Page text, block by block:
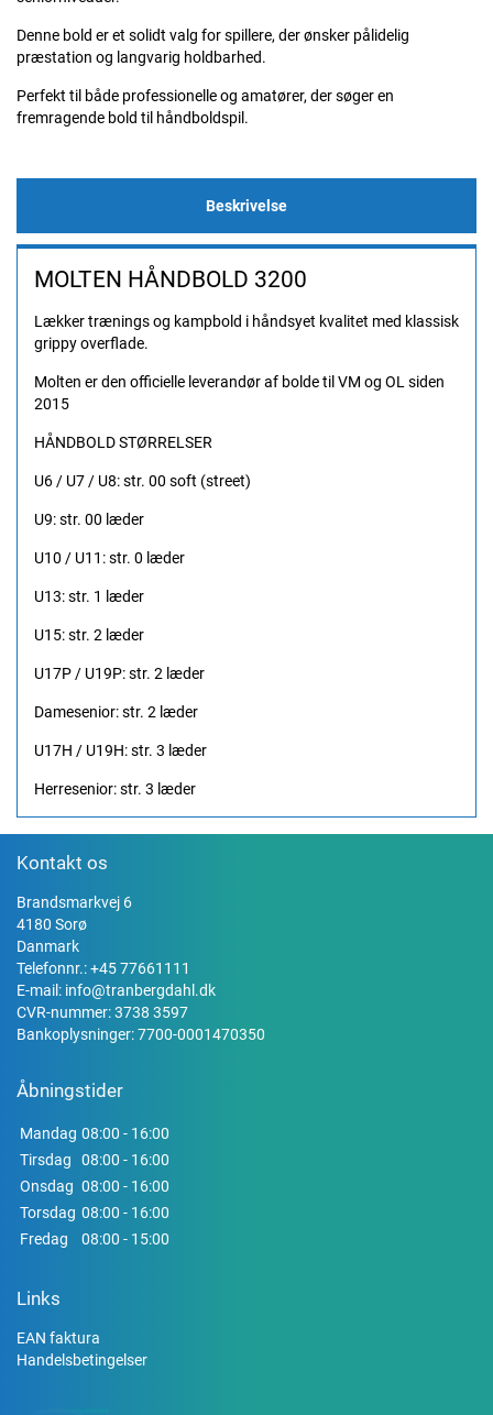
Denne bold er et solidt valg for spillere, der ønsker pålidelig
præstation og langvarig holdbarhed.
Perfekt til både professionelle og amatører, der søger en
fremragende bold til håndboldspil.
Beskrivelse
MOLTEN HÅNDBOLD 3200
Lækker trænings og kampbold i håndsyet kvalitet med klassisk
grippy overflade.
Molten er den officielle leverandør af bolde til VM og OL siden
2015
HÅNDBOLD STØRRELSER
U6 / U7 / U8: str. 00 soft (street)
U9: str. 00 læder
U10 / U11: str. 0 læder
U13: str. 1 læder
U15: str. 2 læder
U17P / U19P: str. 2 læder
Damesenior: str. 2 læder
U17H / U19H: str. 3 læder
Herresenior: str. 3 læder
Kontakt os
Brandsmarkvej 6
4180 Sorø
Danmark
Telefonnr.:+45 77661111
E-mail: info@tranbergdahl.dk
CVR-nummer: 3738 3597
Bankoplysninger: 7700-0001470350
Åbningstider
Mandag 08:00 - 16:00
Tirsdag
08:00 - 16:00
Onsdag 08:00 - 16:00
Torsdag 08:00 - 16:00
Fredag
08:00 - 15:00
Links
EAN faktura
Handelsbetingelser